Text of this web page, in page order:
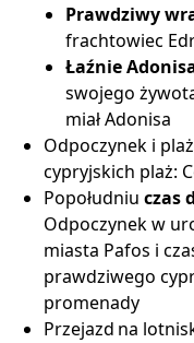
Prawdziwy
frachtowiec
Łaźnie
swojego
miał Adonisa
Odpoczynek i
cypryjskich plaż:
Popołudniu czas
Odpoczynek w
miasta Pafos i
prawdziwego
promenady
Przejazd na